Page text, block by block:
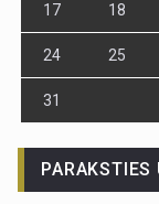
17 18
24 25
31